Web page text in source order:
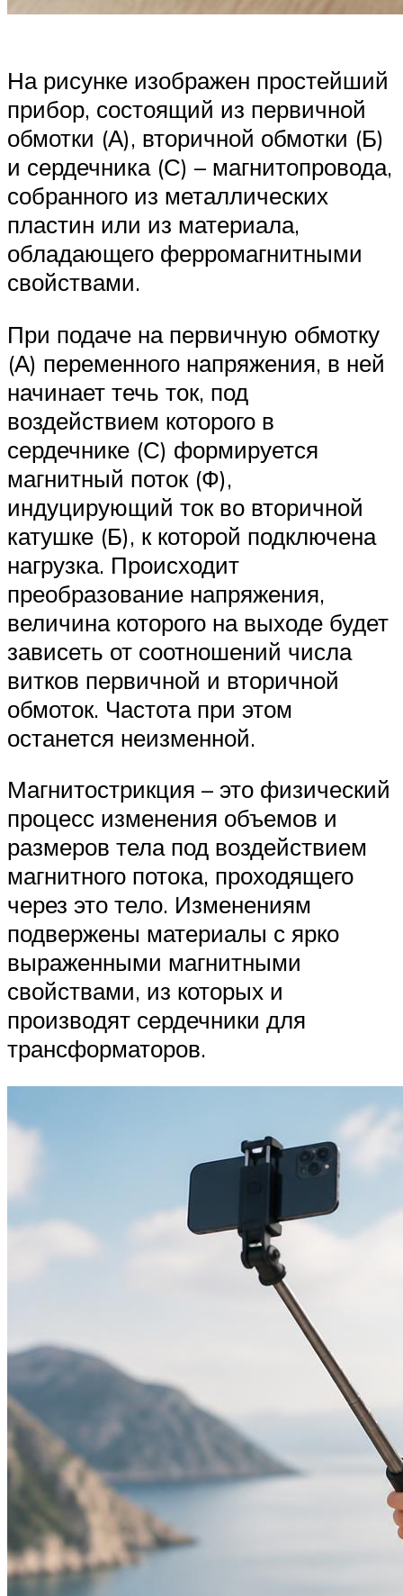
На рисунке изображен простейший
прибор, состоящий из первичной
обмотки (А), вторичной обмотки (Б)
и сердечника (С) – магнитопровода,
собранного из металлических
пластин или из материала,
обладающего ферромагнитными
свойствами.
При подаче на первичную обмотку
(А) переменного напряжения, в ней
начинает течь ток, под
воздействием которого в
сердечнике (С) формируется
магнитный поток (Ф),
индуцирующий ток во вторичной
катушке (Б), к которой подключена
нагрузка. Происходит
преобразование напряжения,
величина которого на выходе будет
зависеть от соотношений числа
витков первичной и вторичной
обмоток. Частота при этом
останется неизменной.
Магнитострикция – это физический
процесс изменения объемов и
размеров тела под воздействием
магнитного потока, проходящего
через это тело. Изменениям
подвержены материалы с ярко
выраженными магнитными
свойствами, из которых и
производят сердечники для
трансформаторов.